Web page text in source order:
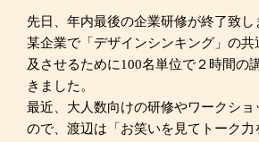
先日、年内最後の企業研修が終了致し
某企業で「デザインシンキング」の
及させるために100名単位で２時間の
きました。
最近、大人数向けの研修やワークショ
ので、渡辺は「お笑いを見てトーク力